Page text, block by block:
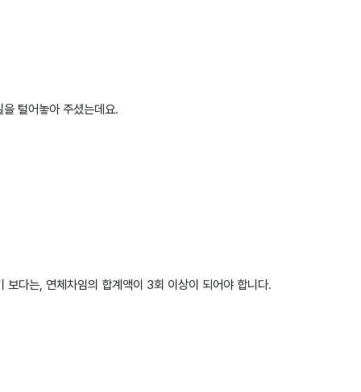
털어놓아 주셨는데요.
다는, 연체차임의 합계액이 3회 이상이 되어야 합니다.